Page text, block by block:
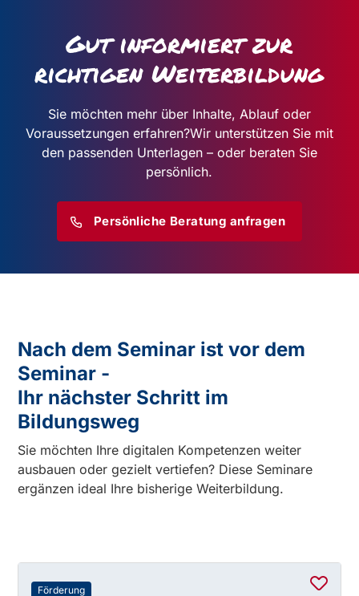
Gut informiert zur
richtigen Weiterbildung
Sie möchten mehr über Inhalte, Ablauf oder
Voraussetzungen erfahren?Wir unterstützen Sie mit
den passenden Unterlagen – oder beraten Sie
persönlich.
Persönliche Beratung anfragen
Nach dem Seminar ist vor dem
Seminar -
Ihr nächster Schritt im
Bildungsweg
Sie möchten Ihre digitalen Kompetenzen weiter
ausbauen oder gezielt vertiefen? Diese Seminare
ergänzen ideal Ihre bisherige Weiterbildung.
Förderung